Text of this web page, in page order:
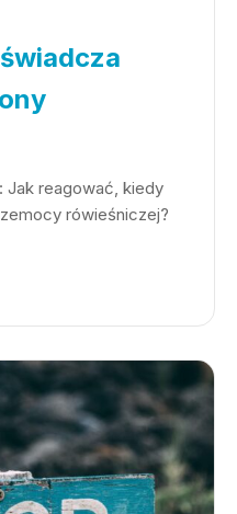
Jak reagować, kiedy
rówieśniczej?